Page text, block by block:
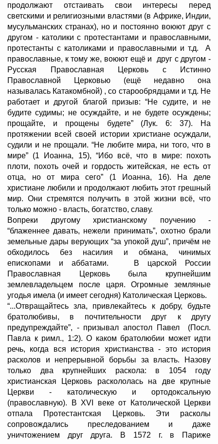
продолжают отстаивать свои интересы перед
светскими и религиозными властями (в Африке, Индии,
мусульманских странах), но и постоянно воюют друг с
другом - католики с протестантами и православными,
протестанты с католиками и православными и т.д. А
православные, к тому же, воюют ещё и друг с другом -
Русская Православная Церковь с Истинно
Православной Церковью (ещё недавно она
называлась Катакомбной) , со старообрядцами и т.д. Не
работает и другой благой призыв: “Не судите, и не
будите судимы; не осуждайте, и не будете осуждены;
прощайте, и прощены будете” (Лук. 6: 37). На
протяжении всей своей истории христиане осуждали,
судили и не прощали. “Не любите мира, ни того, что в
мире” (1 Иоанна, 15), “Ибо всё, что в мире: похоть
плоти, похоть очей и гордость житейская, не есть от
отца, но от мира сего” (1 Иоанна, 16). На деле
христиане любили и продолжают любить этот грешный
мир. Они стремятся получить в этой жизни всё, что
только можно - власть, богатство, славу.
Вопреки другому христианскому поучению -
“блаженнее давать, нежели принимать”, охотно брали
земельные дары верующих “за упокой душ”, причём не
обходилось без насилия и обмана, чинимых
епископами и аббатами. В царской России
Православная Церковь была крупнейшим
землевладельцем после царя. Огромные земляные
угодья имела (и имеет сегодня) Католическая Церковь.
“...Отвращайтесь зла, привлекайтесь к добру, будьте
братолюбивы, в почтительности друг к другу
предупреждайте”, - призывал апостол Павел (Посл.
Павла к римл., 1:2). О каком братолюбии может идти
речь, когда вся история христианства - это история
расколов и непрерывной борьбы за власть. Назову
только два крупнейших раскола: в 1054 году
христианская Церковь раскололась на две крупные
Церкви - католическую и ортодоксальную
(православную). В XVI веке от Католической Церкви
отпала Протестантская Церковь. Эти расколы
сопровождались преследованием и даже
уничтожением друг друга. В 1572 г. в Париже